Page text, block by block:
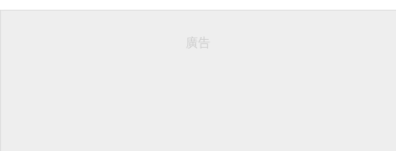
廣告